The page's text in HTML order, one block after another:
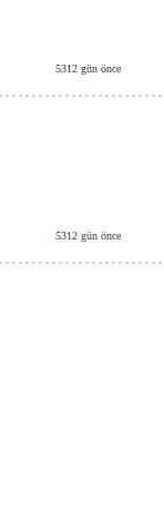
5312 gün önce
5312 gün önce